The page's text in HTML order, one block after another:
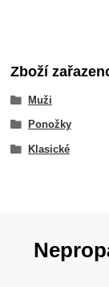
Zboží
Muži
Ponožky
Klasické